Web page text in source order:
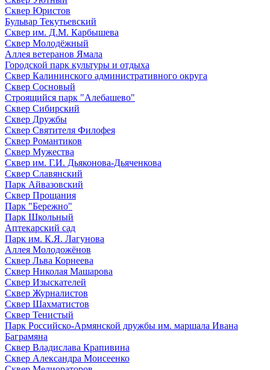
Сквер Юристов
Бульвар Текутьевский
Сквер им. Д.М. Карбышева
Сквер Молодёжный
Аллея ветеранов Ямала
Городской парк культуры и отдыха
Сквер Калининского административного округа
Сквер Сосновый
Строящийся парк "Алебашево"
Сквер Сибирский
Сквер Дружбы
Сквер Святителя Филофея
Сквер Романтиков
Сквер Мужества
Сквер им. Г.И. Дьяконова-Дьяченкова
Сквер Славянский
Парк Айвазовский
Сквер Прощания
Парк "Бережно"
Парк Школьный
Аптекарский сад
Парк им. К.Я. Лагунова
Аллея Молодожёнов
Сквер Льва Корнеева
Сквер Николая Машарова
Сквер Изыскателей
Сквер Журналистов
Сквер Шахматистов
Сквер Тенистый
Парк Российско-Армянской дружбы им. маршала Ивана
Баграмяна
Сквер Владислава Крапивина
Сквер Александра Моисеенко